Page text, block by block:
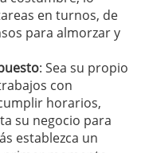
en turnos, de
para almorzar y
: Sea su propio
con
horarios,
su negocio para
establezca un